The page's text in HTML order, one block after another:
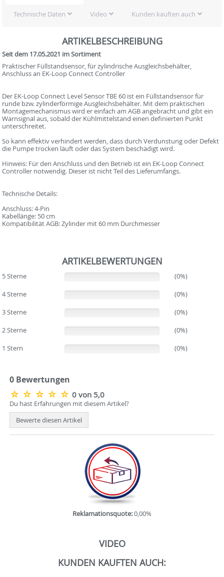
Technische Daten Video Kunden kauften auch
ARTIKELBESCHREIBUNG
Seit dem 17.05.2021 im Sortiment
Praktischer Füllstandsensor, für zylindrische Ausgleichsbehälter,
Anschluss an EK-Loop Connect Controller
Der EK-Loop Connect Level Sensor TBE 60 ist ein Füllstandsensor für
runde bzw. zylinderförmige Ausgleichsbehälter. Mit dem praktischen
Montagemechanismus wird er einfach am AGB angebracht und gibt ein
Warnsignal aus, sobald der Kühlmittelstand einen definierten Punkt
unterschreitet.
So kann effektiv verhindert werden, dass durch Verdunstung oder Defekt
die Pumpe trocken läuft oder das System beschädigt wird.
Hinweis: Für den Anschluss und den Betrieb ist ein EK-Loop Connect
Controller notwendig. Dieser ist nicht Teil des Lieferumfangs.
Technische Details:
Anschluss: 4-Pin
Kabellänge: 50 cm
Kompatibilität AGB: Zylinder mit 60 mm Durchmesser
ARTIKELBEWERTUNGEN
5 Sterne
(0%)
4 Sterne
(0%)
3 Sterne
(0%)
2 Sterne
(0%)
1 Stern
(0%)
0 Bewertungen
0 von 5,0
Du hast Erfahrungen mit diesem Artikel?
Bewerte diesen Artikel
Reklamationsquote:0,00%
VIDEO
KUNDEN KAUFTEN AUCH: